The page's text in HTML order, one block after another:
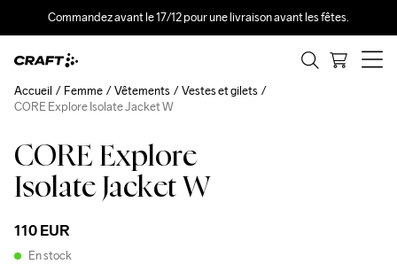
Commandez avant le 17/12 pour une livraison avant les fêtes.
CORE Explore
Isolate Jacket W
110 EUR
En stock
Accueil Femme Vêtements
Vestes et gilets
CORE Explore Isolate Jacket W